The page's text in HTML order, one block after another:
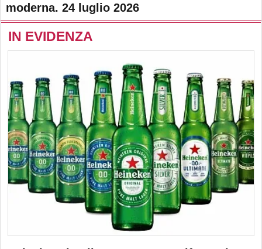
moderna. 24 luglio 2026
IN EVIDENZA